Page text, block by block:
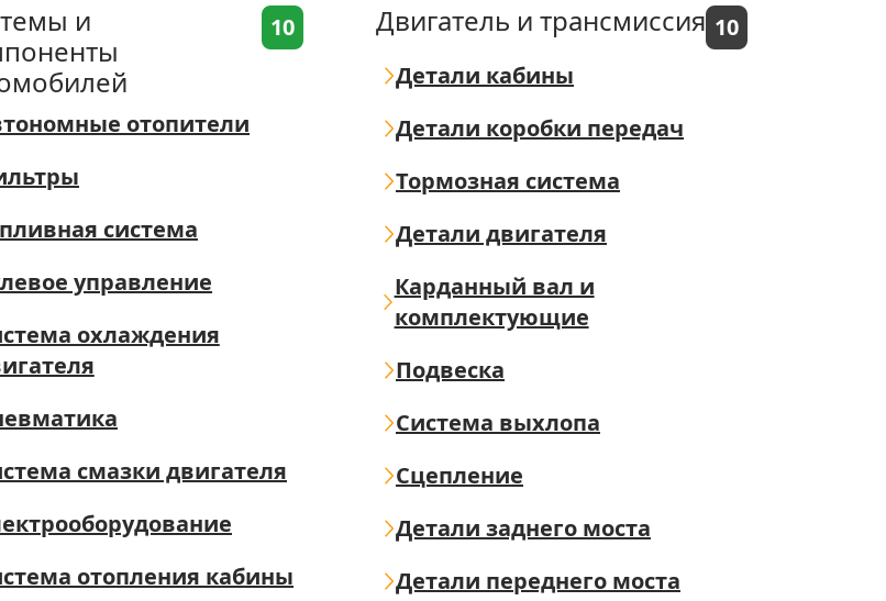
и
10
отопители
система
управление
охлаждения
смазки двигателя
отопления кабины
Двигатель и трансмиссия 10
Детали кабины
Детали коробки передач
Тормозная система
Детали двигателя
Карданный вал и
комплектующие
Подвеска
Система выхлопа
Сцепление
Детали заднего моста
Детали переднего моста